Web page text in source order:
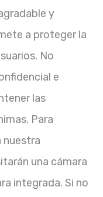
y
a proteger la
No
e
las
Para
nuestra
una cámara
integrada. Si no